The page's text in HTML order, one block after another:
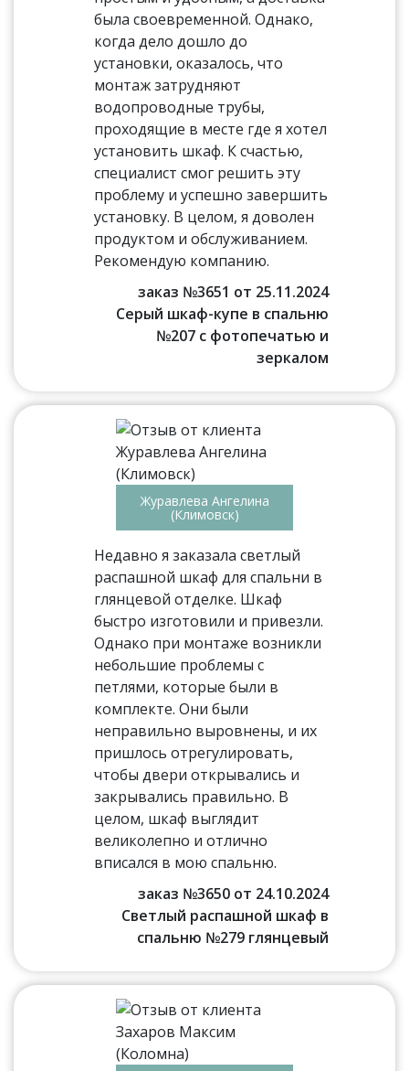
была своевременной. Однако,
когда дело дошло до
установки, оказалось, что
монтаж затрудняют
водопроводные трубы,
проходящие в месте где я хотел
установить шкаф. К счастью,
специалист смог решить эту
проблему и успешно завершить
установку. В целом, я доволен
продуктом и обслуживанием.
Рекомендую компанию.
заказ №3651 от 25.11.2024
Серый шкаф-купе в спальню
№207 с фотопечатью и
зеркалом
Журавлева Ангелина
(Климовск)
Недавно я заказала светлый
распашной шкаф для спальни в
глянцевой отделке. Шкаф
быстро изготовили и привезли.
Однако при монтаже возникли
небольшие проблемы с
петлями, которые были в
комплекте. Они были
неправильно выровнены, и их
пришлось отрегулировать,
чтобы двери открывались и
закрывались правильно. В
целом, шкаф выглядит
великолепно и отлично
вписался в мою спальню.
заказ №3650 от 24.10.2024
Светлый распашной шкаф в
спальню №279 глянцевый